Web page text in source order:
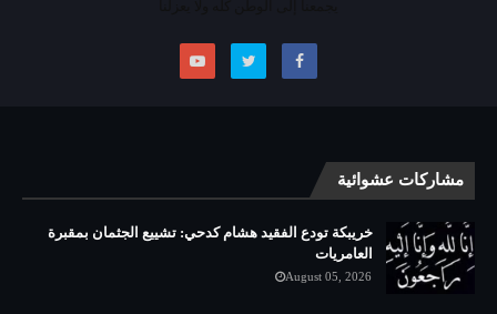
مشاركات عشوائية
خريبكة تودع الفقيد هشام كدحي: تشييع الجثمان بمقبرة
العامريات
August 05, 2026